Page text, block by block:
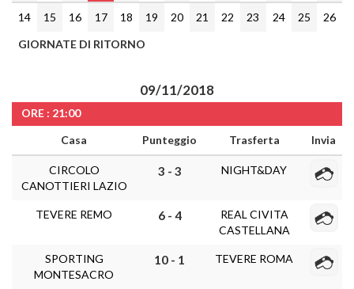
14 15 16 17 18 19 20 21 22 23 24 25
26
GIORNATE DI RITORNO
09/11/2018
ORE : 21:00
Casa
Punteggio Trasferta Invia
CIRCOLO
CANOTTIERI LAZIO
3 - 3 NIGHT&DAY
TEVERE REMO 6 - 4
REAL CIVITA
CASTELLANA
SPORTING
MONTESACRO
10 - 1 TEVERE ROMA